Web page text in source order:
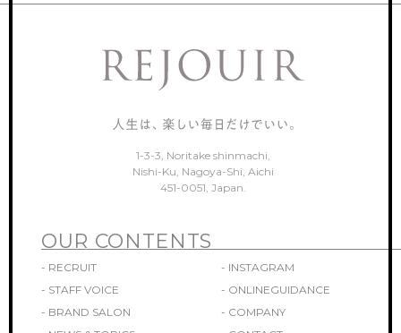
1-3-3, Noritake shinmachi,
Nishi-Ku, Nagoya-Shi, Aichi
451-0051, Japan.
OUR CONTENTS
- RECRUIT
- INSTAGRAM
- STAFF VOICE
- ONLINEGUIDANCE
- BRAND SALON
- COMPANY